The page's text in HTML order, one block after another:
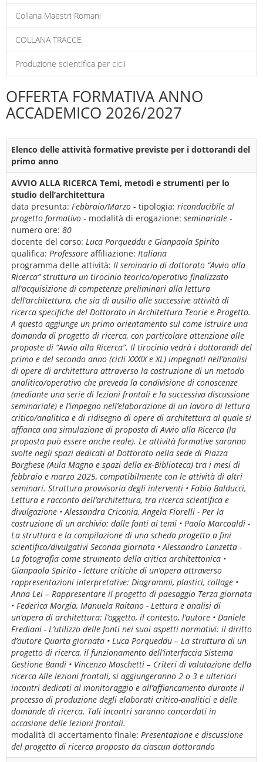
Collana Maestri Romani
COLLANA TRACCE
Produzione scientifica per cicli
OFFERTA FORMATIVA ANNO
ACCADEMICO 2026/2027
Elenco delle attività formative previste per i dottorandi del
primo anno
AVVIO ALLA RICERCA Temi, metodi e strumenti per lo
studio dell’architettura
data presunta: Febbraio/Marzo - tipologia: riconducibile al
progetto formativo - modalità di erogazione: seminariale -
numero ore: 80
docente del corso: Luca Porqueddu e Gianpaola Spirito
qualifica: Professore affiliazione: Italiana
programma delle attività: Il seminario di dottorato “Avvio alla
Ricerca” struttura un tirocinio teorico/operativo finalizzato
all’acquisizione di competenze preliminari alla lettura
dell’architettura, che sia di ausilio alle successive attività di
ricerca specifiche del Dottorato in Architettura Teorie e Progetto.
A questo aggiunge un primo orientamento sul come istruire una
domanda di progetto di ricerca, con particolare attenzione alle
proposte di “Avvio alla Ricerca”. Il tirocinio vedrà i dottorandi del
primo e del secondo anno (cicli XXXIX e XL) impegnati nell’analisi
di opere di architettura attraverso la costruzione di un metodo
analitico/operativo che preveda la condivisione di conoscenze
(mediante una serie di lezioni frontali e la successiva discussione
seminariale) e l’impegno nell’elaborazione di un lavoro di lettura
critico/analitica e di ridisegno di opere di architettura al quale si
affianca una simulazione di proposta di Avvio alla Ricerca (la
proposta può essere anche reale). Le attività formative saranno
svolte negli spazi dedicati al Dottorato nella sede di Piazza
Borghese (Aula Magna e spazi della ex-Biblioteca) tra i mesi di
febbraio e marzo 2025, compatibilmente con le attività di altri
seminari. Struttura provvisoria degli interventi • Fabio Balducci,
Lettura e racconto dell’architettura, tra ricerca scientifica e
divulgazione • Alessandra Criconia, Angela Fiorelli - Per la
costruzione di un archivio: dalle fonti ai temi • Paolo Marcoaldi -
La struttura e la compilazione di una scheda progetto a fini
scientifico/divulgativi Seconda giornata • Alessandro Lanzetta -
La fotografia come strumento della critica architettonica •
Gianpaola Spirito - letture critiche di un’opera attraverso
rappresentazioni interpretative: Diagrammi, plastici, collage •
Anna Lei – Rappresentare il progetto di paesaggio Terza giornata
• Federica Morgia, Manuela Raitano - Lettura e analisi di
un’opera di architettura: l’oggetto, il contesto, l’autore • Daniele
Frediani - L’utilizzo delle fonti nei suoi aspetti normativi: il diritto
d’autore Quarta giornata • Luca Porqueddu – La struttura di un
progetto di ricerca, il funzionamento dell’interfaccia Sistema
Gestione Bandi • Vincenzo Moschetti – Criteri di valutazione della
ricerca Alle lezioni frontali, si aggiungeranno 2 o 3 e ulteriori
incontri dedicati al monitoraggio e all’affiancamento durante il
processo di produzione degli elaborati critico-analitici e delle
domande di ricerca. Tali incontri saranno concordati in
occasione delle lezioni frontali.
modalità di accertamento finale: Presentazione e discussione
del progetto di ricerca proposto da ciascun dottorando